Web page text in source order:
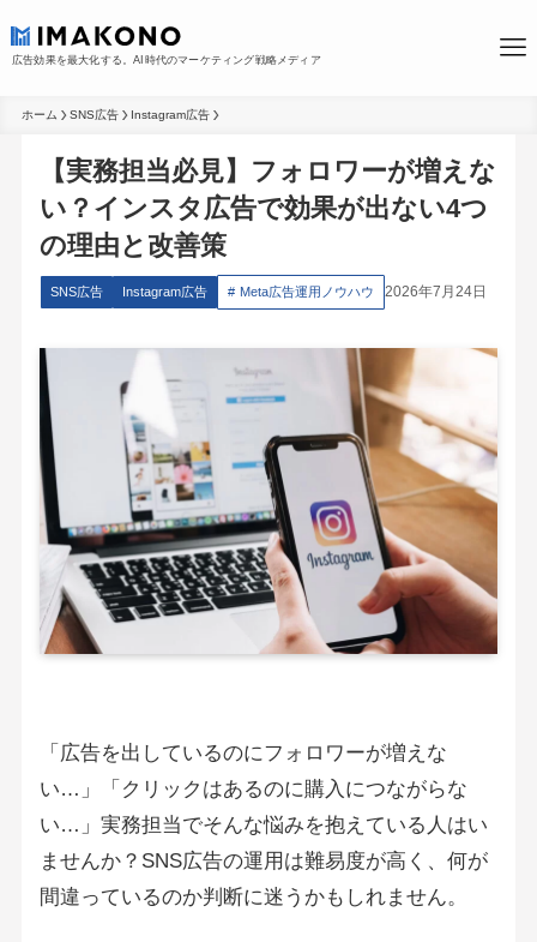
広告効果を最大化する。AI時代のマーケティング戦略メディア
ホーム SNS広告 Instagram広告
【実務担当必見】フォロワーが増えな
い？インスタ広告で効果が出ない4つ
の理由と改善策
SNS広告 Instagram広告 Meta広告運用ノウハウ 2026年7月24日
「広告を出しているのにフォロワーが増えな
い…」「クリックはあるのに購入につながらな
い…」実務担当でそんな悩みを抱えている人はい
ませんか？SNS広告の運用は難易度が高く、何が
間違っているのか判断に迷うかもしれません。